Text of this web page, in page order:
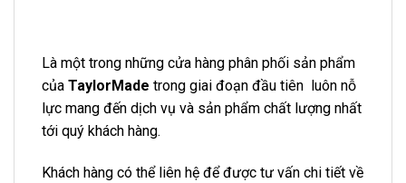
Là một trong những cửa hàng phân phối sản phẩm
của TaylorMade trong giai đoạn đầu tiên luôn nỗ
lực mang đến dịch vụ và sản phẩm chất lượng nhất
tới quý khách hàng.
Khách hàng có thể liên hệ để được tư vấn chi tiết về